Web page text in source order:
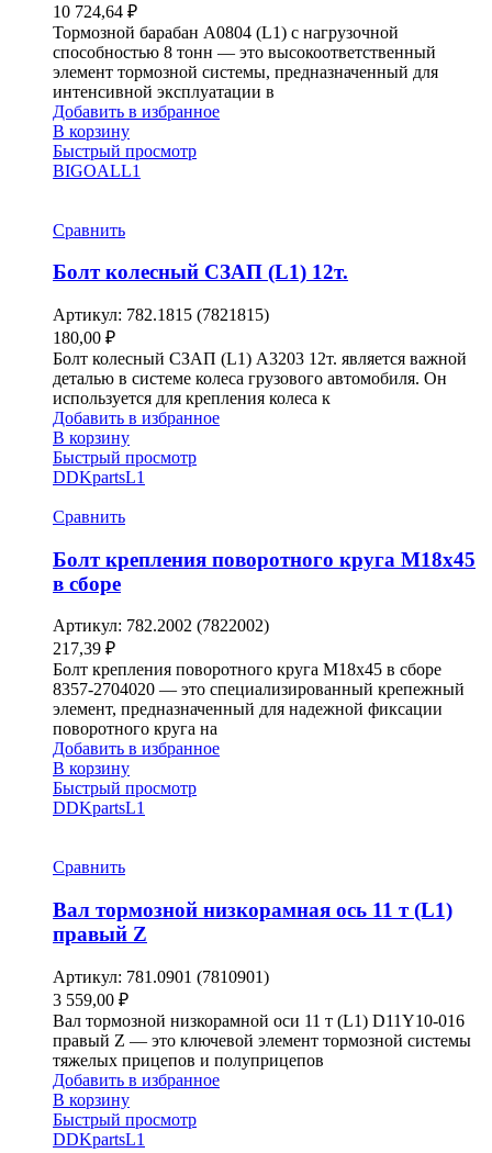
10 724,64 ₽
Тормозной барабан A0804 (L1) с нагрузочной
способностью 8 тонн — это высокоответственный
элемент тормозной системы, предназначенный для
интенсивной эксплуатации в
Добавить в избранное
В корзину
Быстрый просмотр
BIGOALL1
Сравнить
Болт колесный СЗАП (L1) 12т.
Артикул: 782.1815 (7821815)
180,00 ₽
Болт колесный СЗАП (L1) A3203 12т. является важной
деталью в системе колеса грузового автомобиля. Он
используется для крепления колеса к
Добавить в избранное
В корзину
Быстрый просмотр
DDKpartsL1
Сравнить
Болт крепления поворотного круга М18х45
в сборе
Артикул: 782.2002 (7822002)
217,39 ₽
Болт крепления поворотного круга М18х45 в сборе
8357-2704020 — это специализированный крепежный
элемент, предназначенный для надежной фиксации
поворотного круга на
Добавить в избранное
В корзину
Быстрый просмотр
DDKpartsL1
Сравнить
Вал тормозной низкорамная ось 11 т (L1)
правый Z
Артикул: 781.0901 (7810901)
3 559,00 ₽
Вал тормозной низкорамной оси 11 т (L1) D11Y10-016
правый Z — это ключевой элемент тормозной системы
тяжелых прицепов и полуприцепов
Добавить в избранное
В корзину
Быстрый просмотр
DDKpartsL1